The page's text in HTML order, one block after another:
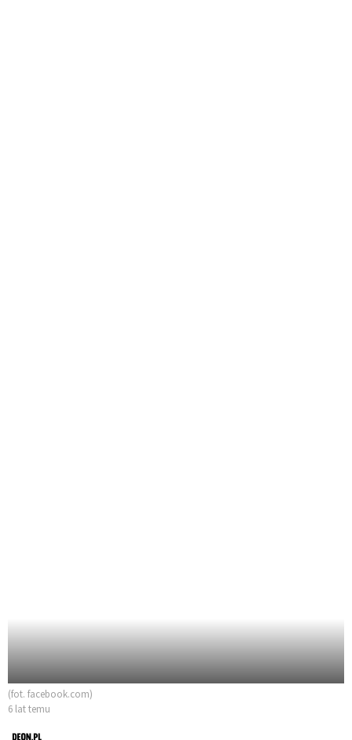
(fot. facebook.com)
6 lat temu